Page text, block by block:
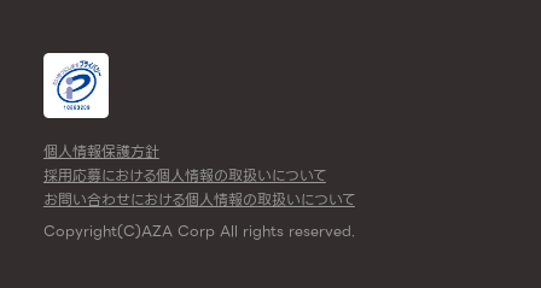
個人情報保護方針
採用応募における個人情報の取扱いについて
お問い合わせにおける個人情報の取扱いについて
Copyright(C)AZA Corp All rights reserved.